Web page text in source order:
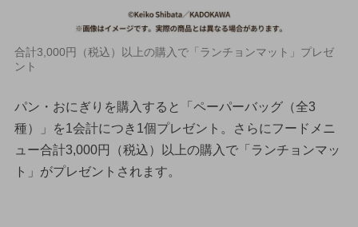
合計3,000円（税込）以上の購入で「ランチョンマット」プレゼ
ント
パン・おにぎりを購入すると「ペーパーバッグ（全3
種）」を1会計につき1個プレゼント。さらにフードメニ
ュー合計3,000円（税込）以上の購入で「ランチョンマッ
ト」がプレゼントされます。